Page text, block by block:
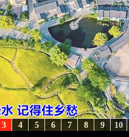
10
9
8
7
6
5
4
3